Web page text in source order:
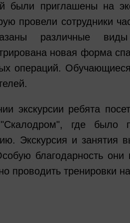
были приглашены на
провели сотрудники
различные
новая форма
операций.
экскурсии ребята
где было
Экскурсия и
благодарность
проводить тренировки